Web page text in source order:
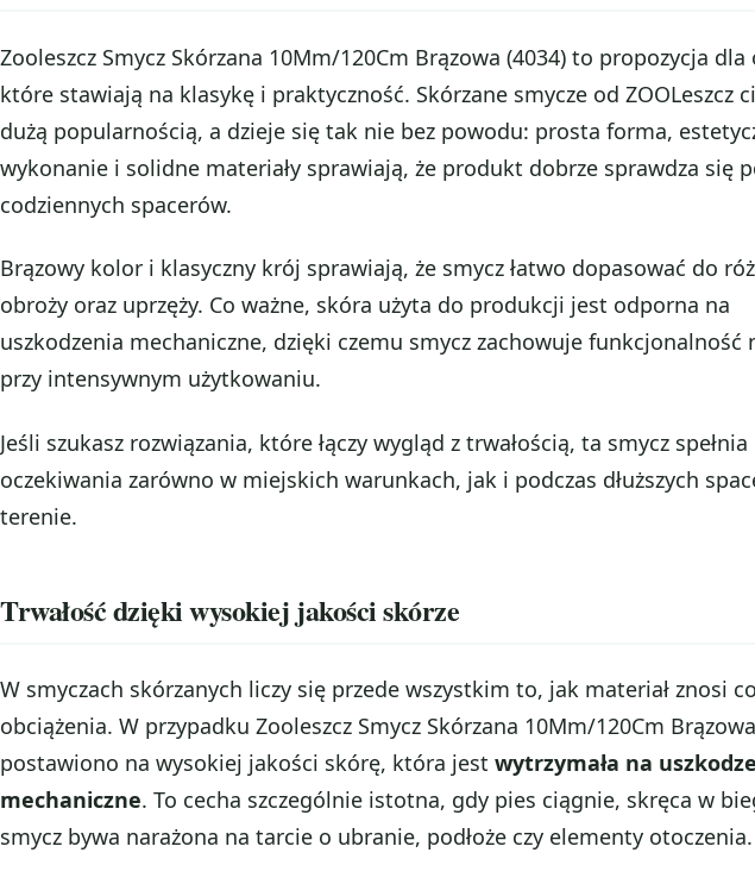
Zooleszcz Smycz Skórzana 10Mm/120Cm Brązowa (4034) to propozycja dla
które stawiają na klasykę i praktyczność. Skórzane smycze od ZOOLeszcz
dużą popularnością, a dzieje się tak nie bez powodu: prosta forma,
wykonanie i solidne materiały sprawiają, że produkt dobrze sprawdza się
codziennych spacerów.
Brązowy kolor i klasyczny krój sprawiają, że smycz łatwo dopasować do
obroży oraz uprzęży. Co ważne, skóra użyta do produkcji jest odporna na
uszkodzenia mechaniczne, dzięki czemu smycz zachowuje funkcjonalność
przy intensywnym użytkowaniu.
Jeśli szukasz rozwiązania, które łączy wygląd z trwałością, ta smycz spełnia
oczekiwania zarówno w miejskich warunkach, jak i podczas dłuższych
terenie.
Trwałość dzięki wysokiej jakości skórze
W smyczach skórzanych liczy się przede wszystkim to, jak materiał znosi
obciążenia. W przypadku Zooleszcz Smycz Skórzana 10Mm/120Cm
postawiono na wysokiej jakości skórę, która jest wytrzymała na
mechaniczne. To cecha szczególnie istotna, gdy pies ciągnie, skręca w
smycz bywa narażona na tarcie o ubranie, podłoże czy elementy otoczenia.